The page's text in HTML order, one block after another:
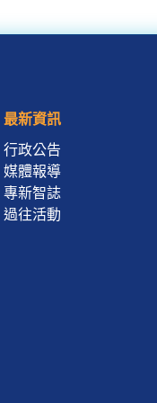
最新資訊
行政公告
媒體報導
專新智誌
過往活動